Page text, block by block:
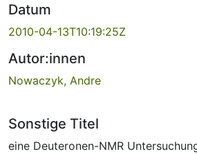
Datum
2010-04-13T10:19:25Z
Autor:innen
Nowaczyk, Andre
Sonstige Titel
eine Deuteronen-NMR